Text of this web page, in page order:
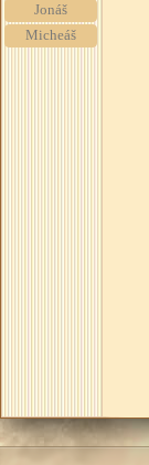
Jonáš
Micheáš